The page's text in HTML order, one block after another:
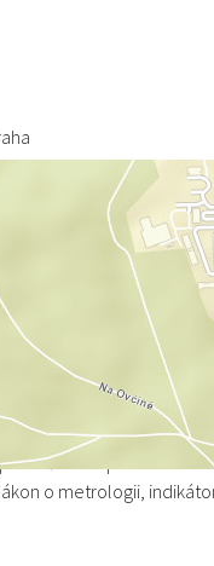
na výše uvedený
specialista
tepla, vody a Smart
pro měření spotřeby
měření tepla a chladu.
o metrologii,